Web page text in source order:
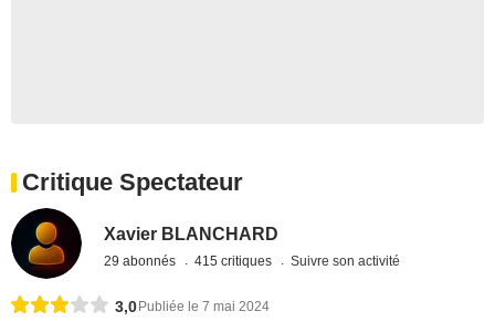
Critique Spectateur
Xavier BLANCHARD
29 abonnés 415 critiques Suivre son activité
3,0 Publiée le 7 mai 2024